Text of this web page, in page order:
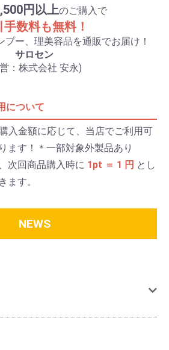
円以上のご購入で
手数料も無料！
プー、理美容品を通販でお届け！
サロセン
：株式会社 安永)
について
入金額に応じて、当店でご利用可
ます！＊一部対象外製品あり
次回商品購入時に 1pt ＝ 1 円 とし
ます。
NEWS